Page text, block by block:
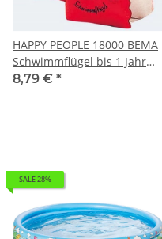
HAPPY PEOPLE 18000 BEMA
Schwimmflügel bis 1 Jahr
max 11 kg
8,79 € *
SALE 28%